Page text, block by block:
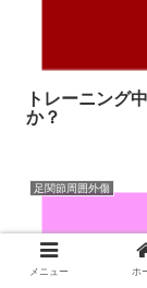
トレーニング
か？
足関節周囲外傷
メニュー ホ